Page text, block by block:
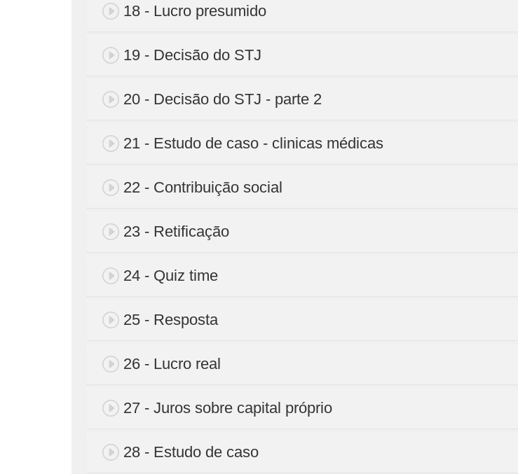
18 - Lucro presumido
19 - Decisão do STJ
20 - Decisão do STJ - parte 2
21 - Estudo de caso - clinicas médicas
22 - Contribuição social
23 - Retificação
24 - Quiz time
25 - Resposta
26 - Lucro real
27 - Juros sobre capital próprio
28 - Estudo de caso